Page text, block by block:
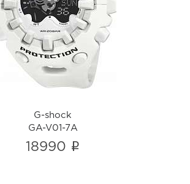
GA-V01-7A
i
G-shock
GA-V01-7A
18990 i